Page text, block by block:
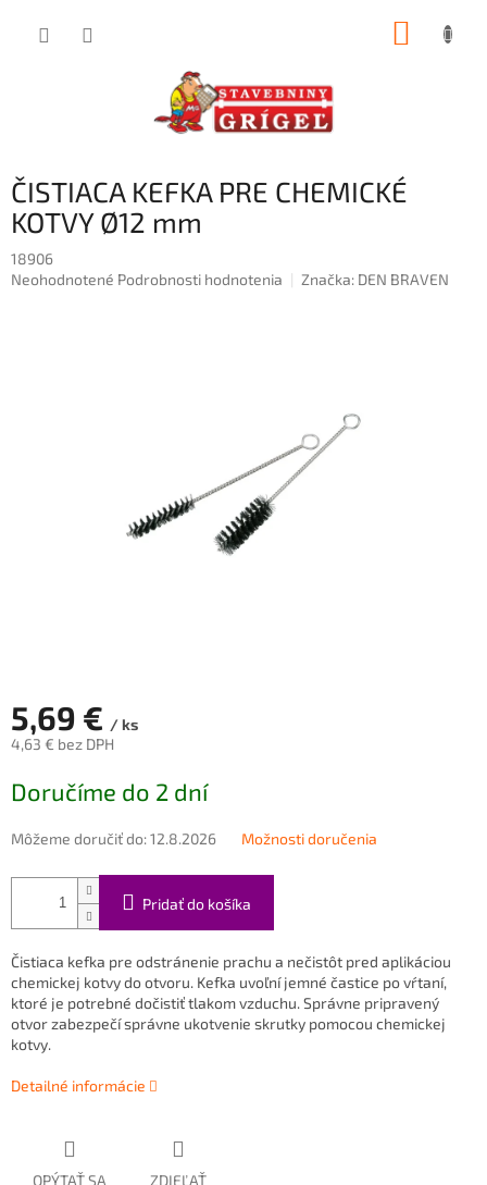
ČISTIACA KEFKA PRE CHEMICKÉ
KOTVY Ø12 mm
18906
Priemerné
Neohodnotené Podrobnosti hodnotenia Značka: DEN BRAVEN
5,69 € / ks
4,63 € bez DPH
cena:
Doručíme do 2 dní
Môžeme doručiť do:12.8.2026 Možnosti doručenia
Pridať do košíka
Čistiaca kefka pre odstránenie prachu a nečistôt pred aplikáciou
chemickej kotvy do otvoru. Kefka uvoľní jemné častice po vŕtaní,
ktoré je potrebné dočistiť tlakom vzduchu. Správne pripravený
otvor zabezpečí správne ukotvenie skrutky pomocou chemickej
kotvy.
Detailné informácie
OPÝTAŤ SA ZDIEĽAŤ